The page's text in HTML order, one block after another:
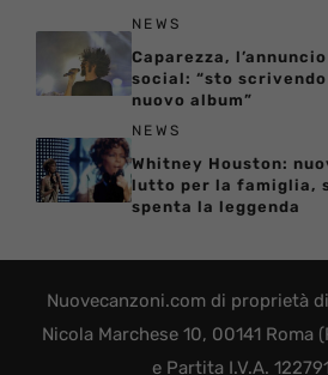
NEWS
Caparezza, l’annuncio
social: “sto scrivendo
nuovo album”
NEWS
Whitney Houston:
lutto per la famiglia,
spenta la leggenda
Nuovecanzoni.com di proprietà
Nicola Marchese 10, 00141 Roma
e Partita I.V.A.